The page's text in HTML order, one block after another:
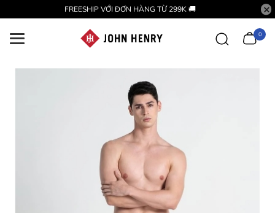
FREESHIP VỚI ĐƠN HÀNG TỪ 299K 🚚
0